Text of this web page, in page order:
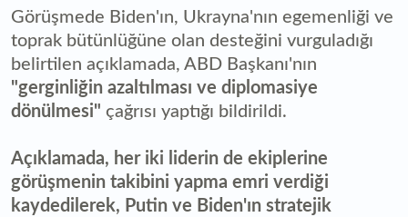
Görüşmede Biden'ın, Ukrayna'nın egemenliği ve
toprak bütünlüğüne olan desteğini vurguladığı
belirtilen açıklamada, ABD Başkanı'nın
"gerginliğin azaltılması ve diplomasiye
dönülmesi" çağrısı yaptığı bildirildi.
Açıklamada, her iki liderin de ekiplerine
görüşmenin takibini yapma emri verdiği
kaydedilerek, Putin ve Biden'ın stratejik